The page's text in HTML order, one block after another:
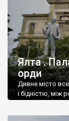
Ялта .
орди
Дивне місто
і бідністю, між